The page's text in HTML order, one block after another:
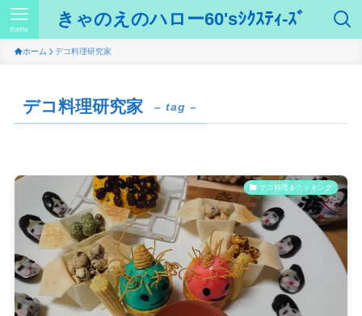
きゃのえのハロー60'sｼｸｽﾃｨ-ｽﾞ
menu
ホーム デコ料理研究家
デコ料理研究家 – tag –
デコ料理＆クッキング